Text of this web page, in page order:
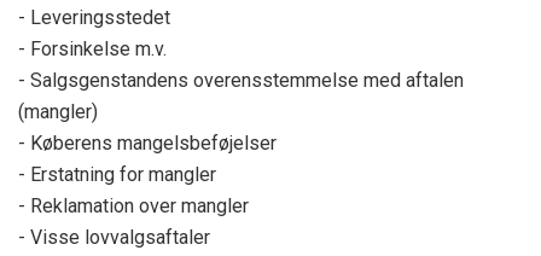
- Leveringsstedet
- Forsinkelse m.v.
- Salgsgenstandens overensstemmelse med aftalen
(mangler)
- Køberens mangelsbeføjelser
- Erstatning for mangler
- Reklamation over mangler
- Visse lovvalgsaftaler